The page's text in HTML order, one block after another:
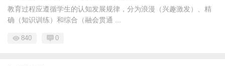
教育过程应遵循学生的认知发展规律，分为浪漫（兴趣激发）、精
确（知识训练）和综合（融会贯通 ...
840 0